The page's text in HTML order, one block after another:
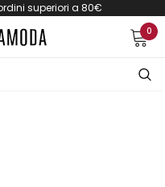
superiori a 80€
0